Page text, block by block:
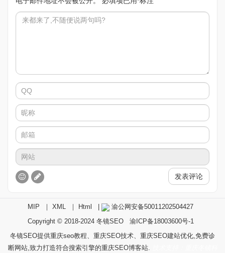
发表评论
MIP ｜ XML ｜ Html
渝公网安备50011202504427
Copyright © 2018-2024 冬镜SEO
渝ICP备18003600号-1
冬镜SEO提供重庆seo教程、重庆SEO技术、重庆SEO建站优化,免费诊
断网站,致力打造符合搜索引擎的重庆SEO博客站.